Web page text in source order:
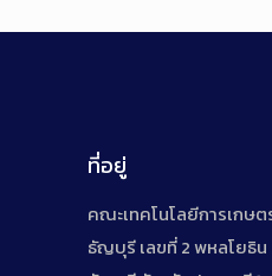
ที่อยู่
คณะเทคโนโลยีการเกษ
ธัญบุรี เลขที่ 2 พหลโยธิน